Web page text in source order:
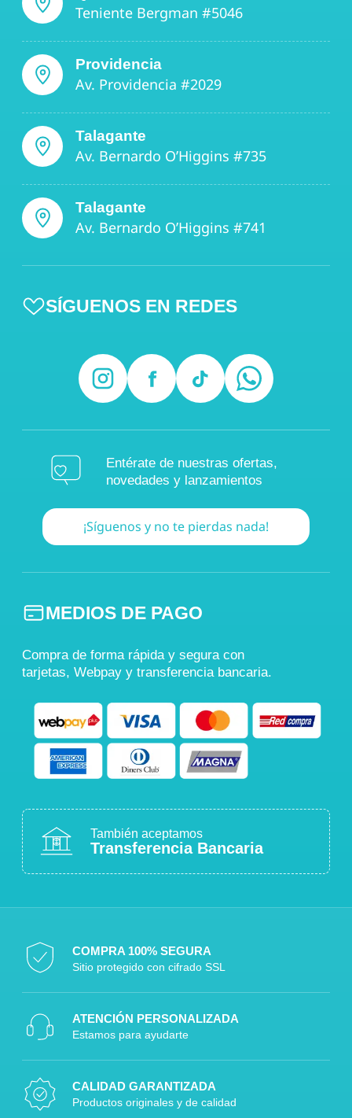
Teniente Bergman #5046
Providencia
Av. Providencia #2029
Talagante
Av. Bernardo O’Higgins #735
Talagante
Av. Bernardo O’Higgins #741
SÍGUENOS EN REDES
Entérate de nuestras ofertas,
novedades y lanzamientos
¡Síguenos y no te pierdas nada!
MEDIOS DE PAGO
Compra de forma rápida y segura con
tarjetas, Webpay y transferencia bancaria.
También aceptamos
Transferencia Bancaria
COMPRA 100% SEGURA
Sitio protegido con cifrado SSL
ATENCIÓN PERSONALIZADA
Estamos para ayudarte
CALIDAD GARANTIZADA
Productos originales y de calidad